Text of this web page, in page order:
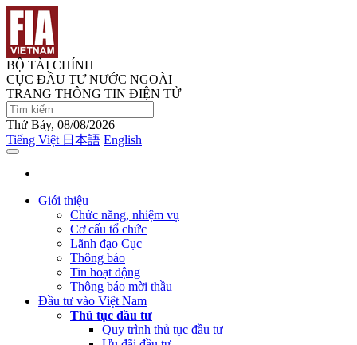
BỘ TÀI CHÍNH
CỤC ĐẦU TƯ NƯỚC NGOÀI
TRANG THÔNG TIN ĐIỆN TỬ
Thứ Bảy, 08/08/2026
Tiếng Việt 日本語 English
Giới thiệu
Chức năng, nhiệm vụ
Cơ cấu tổ chức
Lãnh đạo Cục
Thông báo
Tin hoạt động
Thông báo mời thầu
Đầu tư vào Việt Nam
Thủ tục đầu tư
Quy trình thủ tục đầu tư